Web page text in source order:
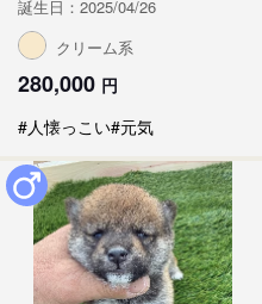
誕生日：2025/04/26
クリーム系
280,000 円
#人懐っこい#元気